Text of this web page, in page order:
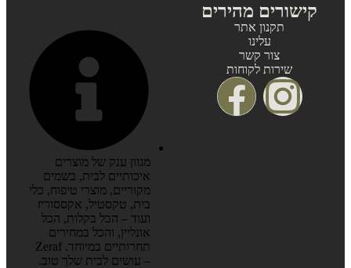
קישורים מהירים
תקנון אתר
עלינו
צור קשר
שירות לקוחות
מגוון ענק של מוצרים
איכותיים לבית, בשמים
מקוריים, מוצרי טיפוח, כלי
בית, טקסטיל, אקססוריז
ועוד – הכל בקלות, הכל
אונליין, והכל במחירים
תחרותיים במיוחד. Zeraf
– עושים לבית שלך טוב.